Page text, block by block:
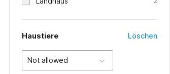
Haustiere Löschen
Not allowed